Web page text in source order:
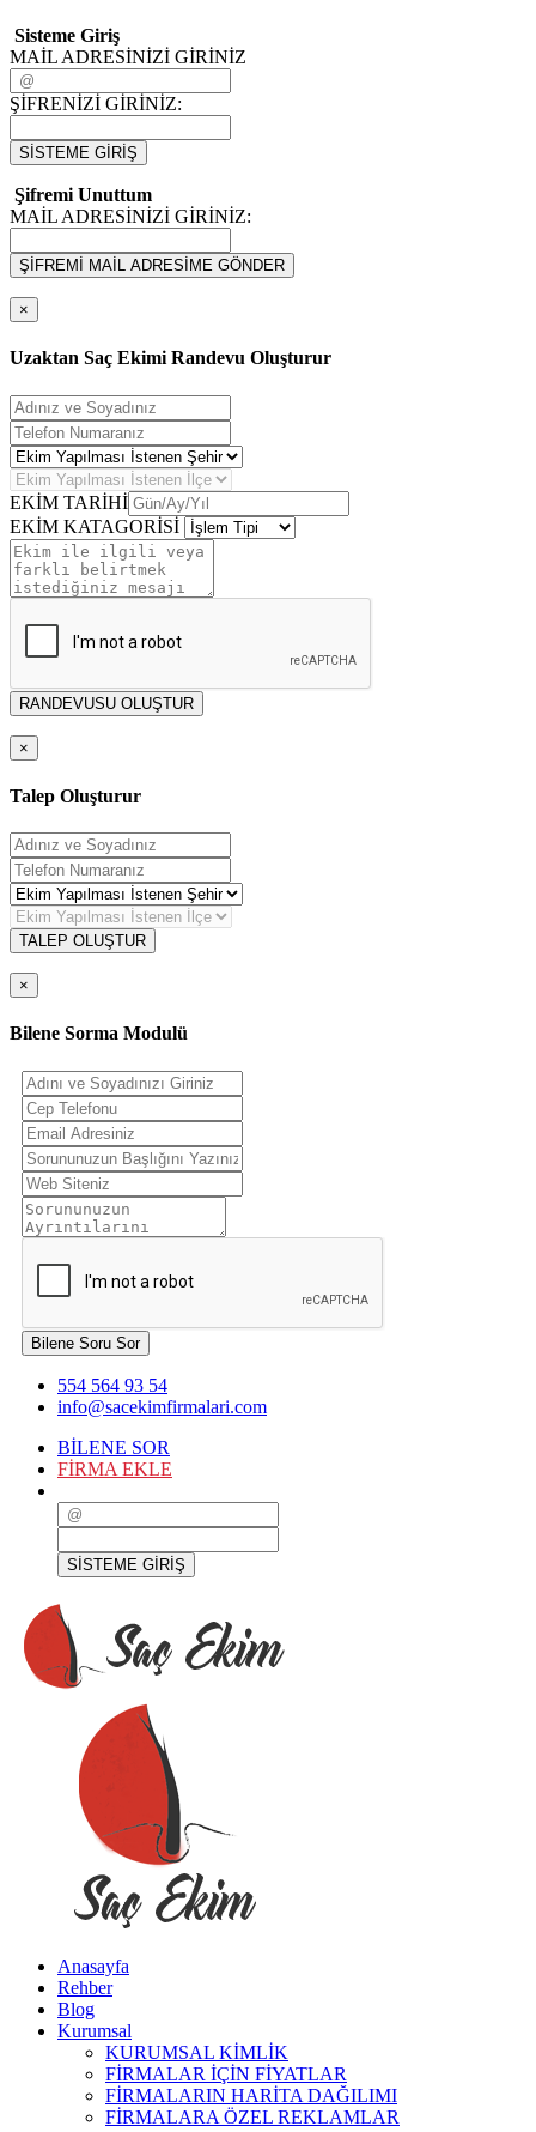
Sisteme Giriş
MAİL ADRESİNİZİ GİRİNİZ
ŞİFRENİZİ GİRİNİZ:
SİSTEME GİRİŞ
Şifremi Unuttum
MAİL ADRESİNİZİ GİRİNİZ:
ŞİFREMİ MAİL ADRESİME GÖNDER
×
Uzaktan Saç Ekimi Randevu Oluşturur
EKİM TARİHİ
EKİM KATAGORİSİ
RANDEVUSU OLUŞTUR
×
Talep Oluşturur
TALEP OLUŞTUR
×
Bilene Sorma Modulü
Bilene Soru Sor
554 564 93 54
info@sacekimfirmalari.com
BİLENE SOR
FİRMA EKLE
SİSTEME GİRİŞ
Anasayfa
Rehber
Blog
Kurumsal
KURUMSAL KİMLİK
FİRMALAR İÇİN FİYATLAR
FİRMALARIN HARİTA DAĞILIMI
FİRMALARA ÖZEL REKLAMLAR